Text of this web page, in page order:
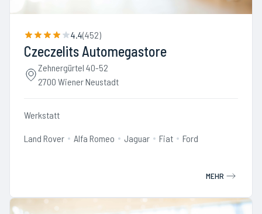
4.4(452)
Czeczelits Automegastore
Zehnergürtel 40-52
2700 Wiener Neustadt
Werkstatt
Land Rover Alfa Romeo Jaguar Fiat Ford
MEHR